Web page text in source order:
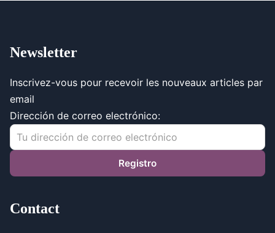
Newsletter
Inscrivez-vous pour recevoir les nouveaux articles par
email
Dirección de correo electrónico:
Contact